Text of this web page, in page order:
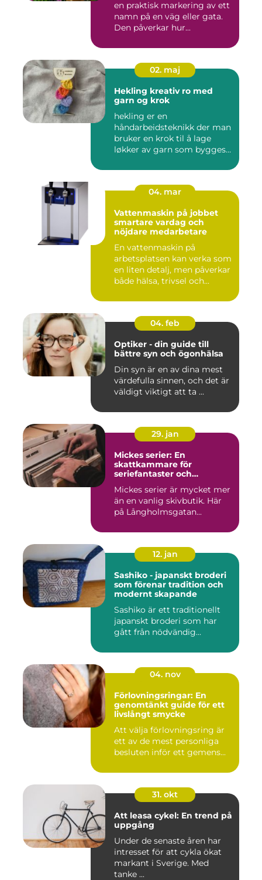
en praktisk markering av ett
namn på en väg eller gata.
Den påverkar hur...
02. maj
Hekling kreativ ro med
garn og krok
hekling er en
håndarbeidsteknikk der man
bruker en krok til å lage
løkker av garn som bygges
04. mar
Vattenmaskin på jobbet
smartare vardag och
nöjdare medarbetare
En vattenmaskin på
arbetsplatsen kan verka som
en liten detalj, men påverkar
både hälsa, trivsel och...
04. feb
Optiker - din guide till
bättre syn och ögonhälsa
Din syn är en av dina mest
värdefulla sinnen, och det är
väldigt viktigt att ta ...
29. jan
Mickes serier: En
skattkammare för
seriefantaster och
Mickes serier är mycket mer
än en vanlig skivbutik. Här
på Långholmsgatan...
12. jan
Sashiko - japanskt broderi
som förenar tradition och
modernt skapande
Sashiko är ett traditionellt
japanskt broderi som har
gått från nödvändig...
04. nov
Förlovningsringar: En
genomtänkt guide för ett
livslångt smycke
Att välja förlovningsring är
ett av de mest personliga
besluten inför ett gemens...
31. okt
Att leasa cykel: En trend på
uppgång
Under de senaste åren har
intresset för att cykla ökat
markant i Sverige. Med
tanke ...